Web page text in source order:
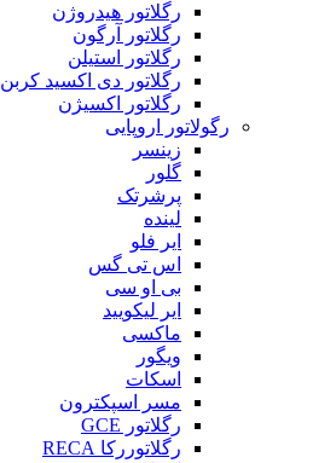
رگلاتور هیدروژن
رگلاتور آرگون
رگلاتور استیلن
رگلاتور دی اکسید کربن
رگلاتور اکسیژن
رگولاتور اروپایی
زینسر
گلور
پرشرتک
لینده
ایر فلو
اس تی گس
بی او سی
ایر لیکویید
ماکسی
ویگور
اسکات
مسر اسپکترون
رگلاتور GCE
رگلاتوررکا RECA